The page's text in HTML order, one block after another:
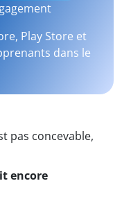
Play Store et
dans le
pas concevable,
encore